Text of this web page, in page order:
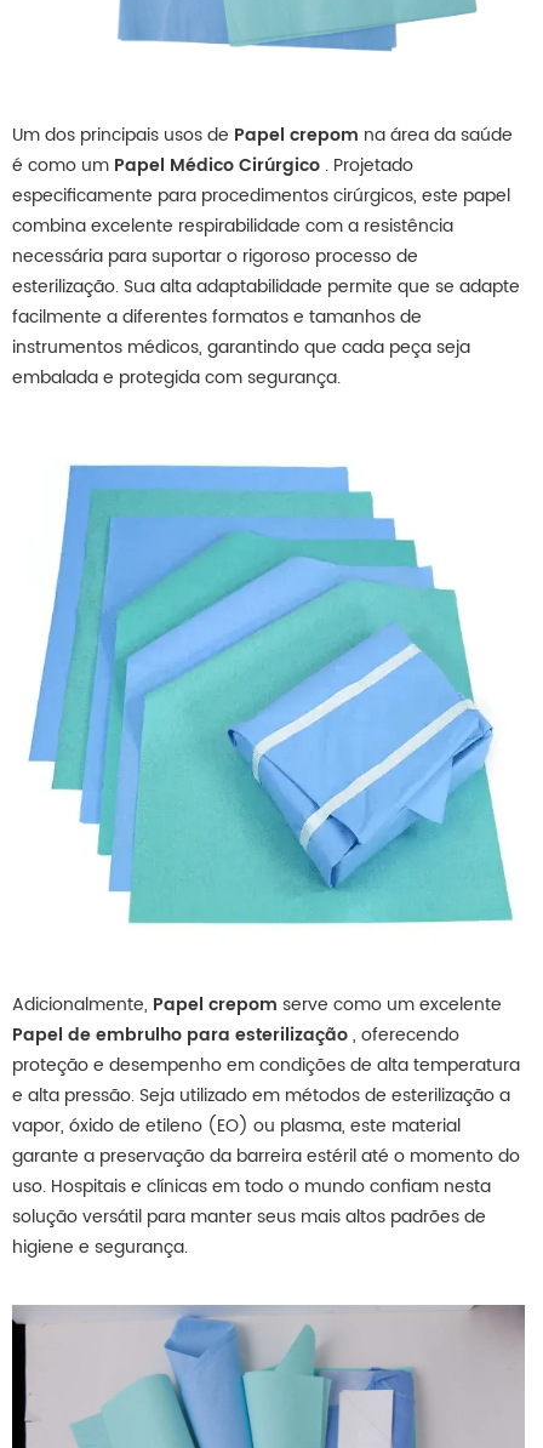
Um dos principais usos de Papel crepom na área da saúde
é como um Papel Médico Cirúrgico . Projetado
especificamente para procedimentos cirúrgicos, este papel
combina excelente respirabilidade com a resistência
necessária para suportar o rigoroso processo de
esterilização. Sua alta adaptabilidade permite que se adapte
facilmente a diferentes formatos e tamanhos de
instrumentos médicos, garantindo que cada peça seja
embalada e protegida com segurança.
Adicionalmente, Papel crepom serve como um excelente
Papel de embrulho para esterilização, oferecendo
proteção e desempenho em condições de alta temperatura
e alta pressão. Seja utilizado em métodos de esterilização a
vapor, óxido de etileno (EO) ou plasma, este material
garante a preservação da barreira estéril até o momento do
uso. Hospitais e clínicas em todo o mundo confiam nesta
solução versátil para manter seus mais altos padrões de
higiene e segurança.